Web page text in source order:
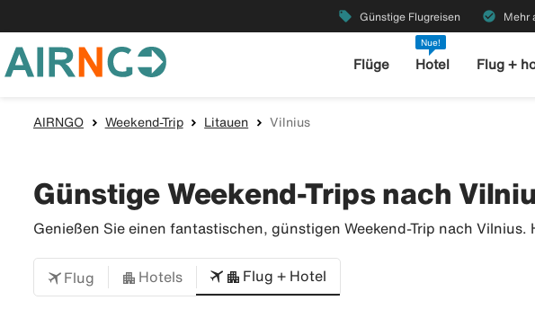
local_offer Günstige Flugreisen check_circle Mehr
Flüge
Nue!
Hotel Flug +
AIRNGO Weekend-Trip Litauen Vilnius
Günstige Weekend-Trips nach
Genießen Sie einen fantastischen, günstigen Weekend-Trip nach
Flug Hotels Flug + Hotel